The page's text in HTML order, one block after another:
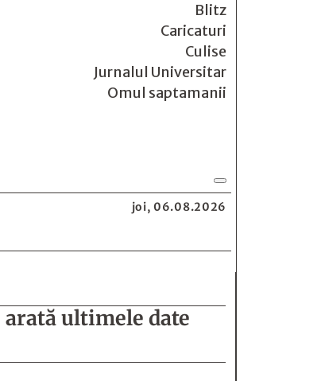
Blitz
Caricaturi
Culise
Jurnalul Universitar
Omul saptamanii
joi, 06.08.2026
ultimele date